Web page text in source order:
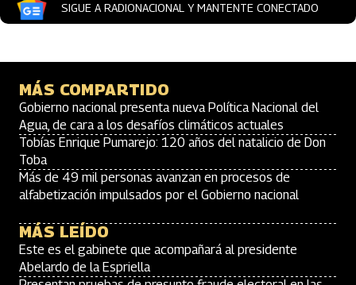
SIGUE A RADIONACIONAL Y MANTENTE CONECTADO
MÁS COMPARTIDO
Gobierno nacional presenta nueva Política Nacional del
Agua, de cara a los desafíos climáticos actuales
Tobías Enrique Pumarejo: 120 años del natalicio de Don
Toba
Más de 49 mil personas avanzan en procesos de
alfabetización impulsados por el Gobierno nacional
MÁS LEÍDO
Este es el gabinete que acompañará al presidente
Abelardo de la Espriella